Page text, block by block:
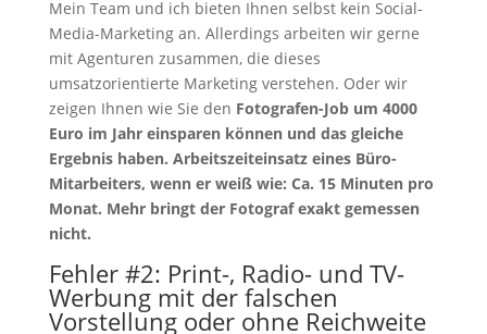
Mein Team und ich bieten Ihnen selbst kein Social-
Media-Marketing an. Allerdings arbeiten wir gerne
mit Agenturen zusammen, die dieses
umsatzorientierte Marketing verstehen. Oder wir
zeigen Ihnen wie Sie den Fotografen-Job um 4000
Euro im Jahr einsparen können und das gleiche
Ergebnis haben. Arbeitszeiteinsatz eines Büro-
Mitarbeiters, wenn er weiß wie: Ca. 15 Minuten pro
Monat. Mehr bringt der Fotograf exakt gemessen
nicht.
Fehler #2: Print-, Radio- und TV-
Werbung mit der falschen
Vorstellung oder ohne Reichweite